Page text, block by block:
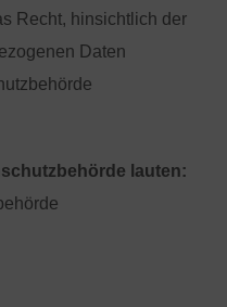
Recht, hinsichtlich der
Daten
lauten: